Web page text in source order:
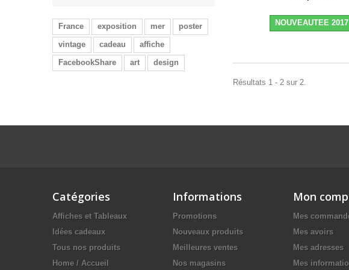
France exposition mer
poster
vintage
cadeau
affiche
FacebookShare
art design
NOUVEAUTEE
Résultats 1 - 2 sur 2.
Catégories
Affiches et Tableaux
Idées cadeaux
Tous nos produits
Home / Accueil
Informations
Promotions
Nouveaux produits
Meilleures ventes
Nos magasins
Mon
Mes
Mes avoirs
Mes adresses
Mes